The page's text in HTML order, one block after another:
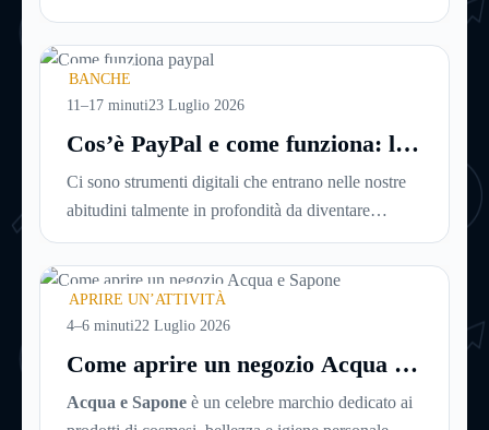
frequenti e aria condizionata possono renderla
meno morbida, più disidratata o semplicemente
meno confortevole. Eppure, proprio nei mesi caldi,
molte persone smettono di applicare prodotti
idratanti perché temono texture pesanti, appiccicose
o difficili da assorbire.
BANCHE
11–17 minuti23 Luglio 2026
Cos’è PayPal e come funziona: la
guida completa aggiornata per
venditori e privati
Ci sono strumenti digitali che entrano nelle nostre
abitudini talmente in profondità da diventare
riferimenti assoluti. PayPal è uno di questi. Lo usi
per comprare su Amazon, per pagare un corso
online, per mandare venti euro a un amico. Ma se ti
chiedi esattamente cosa succede dietro quella
schermata (e soprattutto quanto ti costa davvero)
probabilmente non hai una risposta precisa su come
funziona PayPal.
APRIRE UN’ATTIVITÀ
4–6 minuti22 Luglio 2026
Come aprire un negozio Acqua e
Sapone
Acqua e Sapone è un celebre marchio dedicato ai